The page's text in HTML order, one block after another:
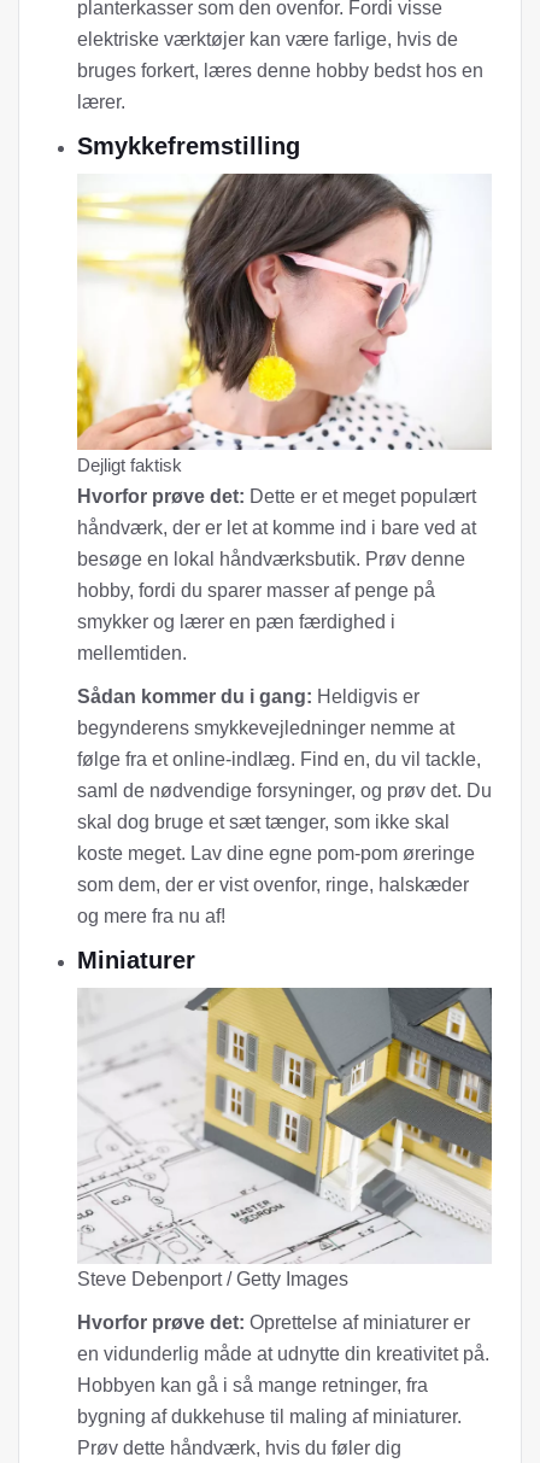
planterkasser som den ovenfor. Fordi visse
elektriske værktøjer kan være farlige, hvis de
bruges forkert, læres denne hobby bedst hos en
lærer.
Smykkefremstilling
Dejligt faktisk
Hvorfor prøve det: Dette er et meget populært
håndværk, der er let at komme ind i bare ved at
besøge en lokal håndværksbutik. Prøv denne
hobby, fordi du sparer masser af penge på
smykker og lærer en pæn færdighed i
mellemtiden.
Sådan kommer du i gang: Heldigvis er
begynderens smykkevejledninger nemme at
følge fra et online-indlæg. Find en, du vil tackle,
saml de nødvendige forsyninger, og prøv det. Du
skal dog bruge et sæt tænger, som ikke skal
koste meget. Lav dine egne pom-pom øreringe
som dem, der er vist ovenfor, ringe, halskæder
og mere fra nu af!
Miniaturer
Steve Debenport / Getty Images
Hvorfor prøve det: Oprettelse af miniaturer er
en vidunderlig måde at udnytte din kreativitet på.
Hobbyen kan gå i så mange retninger, fra
bygning af dukkehuse til maling af miniaturer.
Prøv dette håndværk, hvis du føler dig